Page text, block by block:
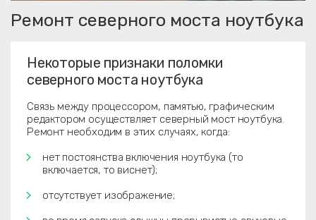
Ремонт северного моста ноутбука
Некоторые признаки поломки
северного моста ноутбука
Связь между процессором, памятью, графическим
редактором осуществляет северный мост ноутбука.
Ремонт необходим в этих случаях, когда:
нет постоянства включения ноутбука (то
включается, то виснет);
отсутствует изображение;